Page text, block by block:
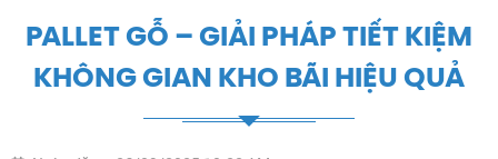
PALLET GỖ – GIẢI PHÁP TIẾT KIỆM
KHÔNG GIAN KHO BÃI HIỆU QUẢ